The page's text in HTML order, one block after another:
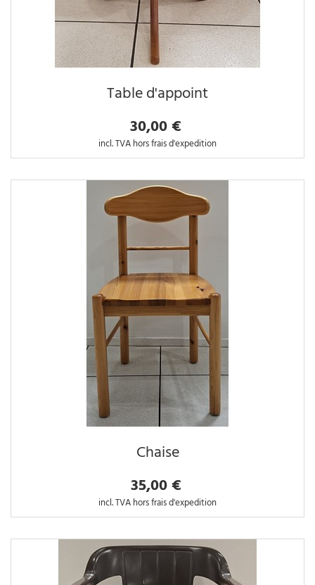
Table d'appoint
30,00 €
incl. TVA hors frais d'expedition
Chaise
35,00 €
incl. TVA hors frais d'expedition